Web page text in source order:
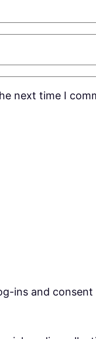
next time I
ins and